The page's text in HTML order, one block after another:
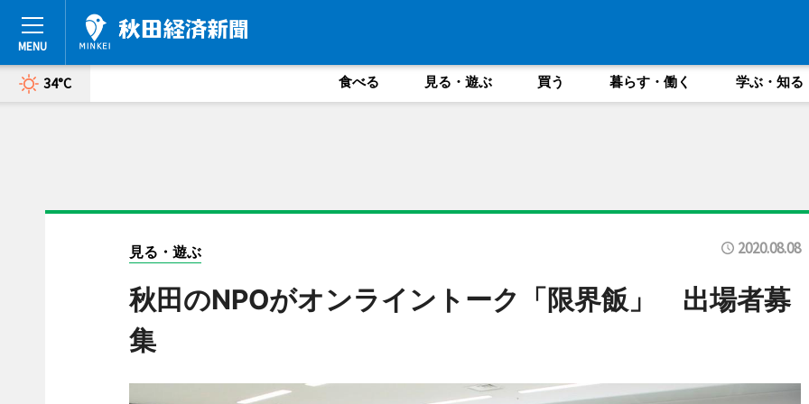
34°C 食べる 見る・遊ぶ 買う 暮らす・働く 学ぶ・知る
見る・遊ぶ 2020.08.08
秋田のNPOがオンライントーク「限界飯」 出場者募
集